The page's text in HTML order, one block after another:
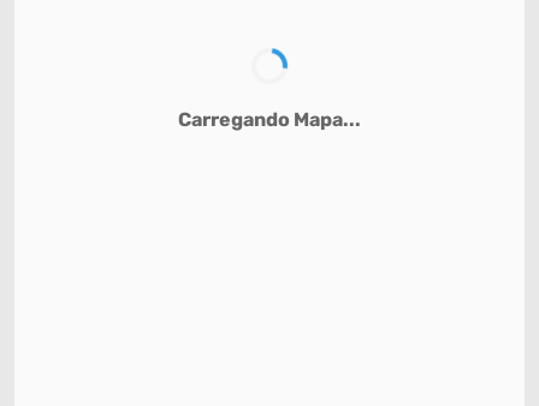
Carregando Mapa...